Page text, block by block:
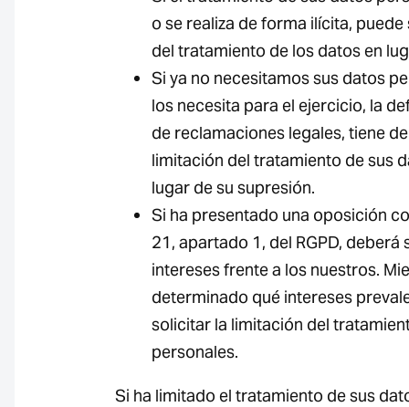
o se realiza de forma ilícita,
del tratamiento de los datos en
Si ya no necesitamos sus datos
los necesita para el ejercicio, la
de reclamaciones legales, tiene
limitación del tratamiento de sus
lugar de su supresión.
Si ha presentado una oposición
21, apartado 1, del RGPD, deberá
intereses frente a los nuestros.
determinado qué intereses
solicitar la limitación del
personales.
Si ha limitado el tratamiento de sus